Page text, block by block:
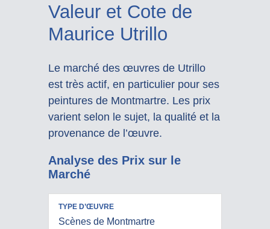
Valeur et Cote de
Maurice Utrillo
Le marché des œuvres de Utrillo
est très actif, en particulier pour ses
peintures de Montmartre. Les prix
varient selon le sujet, la qualité et la
provenance de l’œuvre.
Analyse des Prix sur le
Marché
RÉALISÉS
Scènes de Montmartre